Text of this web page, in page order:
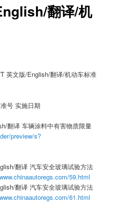
翻译/机
英文版/English/翻译/机动车标准
号 实施日期
翻译 车辆涂料中有害物质限量
preview/s?
翻译 汽车安全玻璃试验方法
59.html
翻译 汽车安全玻璃试验方法
61.html